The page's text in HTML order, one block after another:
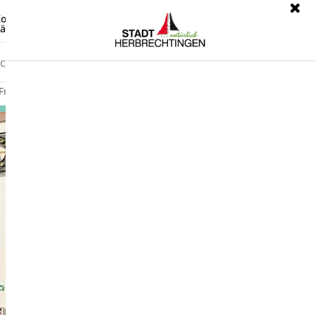
Leichte Sprache